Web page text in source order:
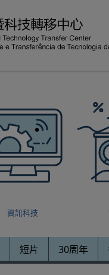
資訊科技
短片 30周年